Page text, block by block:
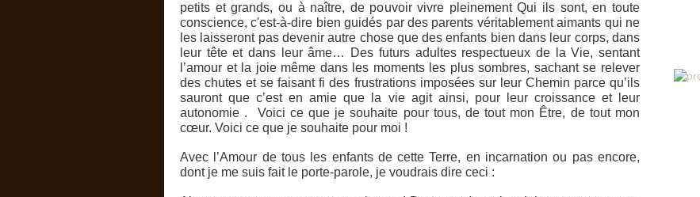
petits et grands, ou à naître, de pouvoir vivre pleinement Qui ils sont, en toute
conscience, c'est-à-dire bien guidés par des parents véritablement aimants qui ne
les laisseront pas devenir autre chose que des enfants bien dans leur corps, dans
leur tête et dans leur âme… Des futurs adultes respectueux de la Vie, sentant
l’amour et la joie même dans les moments les plus sombres, sachant se relever
des chutes et se faisant fi des frustrations imposées sur leur Chemin parce qu’ils
sauront que c’est en amie que la vie agit ainsi, pour leur croissance et leur
autonomie . Voici ce que je souhaite pour tous, de tout mon Être, de tout mon
cœur. Voici ce que je souhaite pour moi !
Avec l’Amour de tous les enfants de cette Terre, en incarnation ou pas encore,
dont je me suis fait le porte-parole, je voudrais dire ceci :